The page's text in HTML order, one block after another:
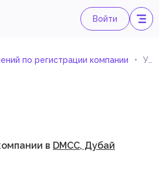
Войти
по регистрации компании Управленческие консультации
в DMCC, Дубай